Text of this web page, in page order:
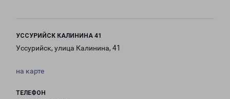
УССУРИЙСК КАЛИНИНА 41
Уссурийск, улица Калинина, 41
на карте
ТЕЛЕФОН